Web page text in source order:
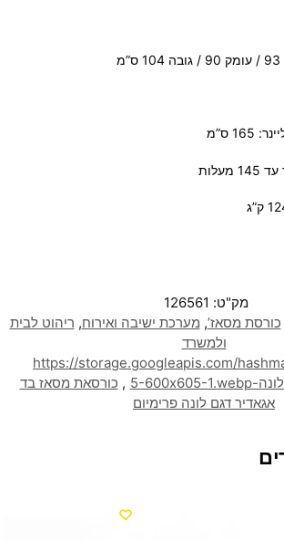
ס”מ
מק"ט: 126561
כורסת מסאז’, מערכת ישיבה ואירוח, ריהוט לבית
ולמשרד
https://storage.googleapis.com/
, כורסאת מסאז בד
אגאדיר דגם לונה פרימיום